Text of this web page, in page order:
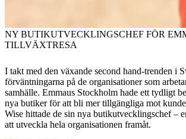
NY BUTIK­UTVECKLINGSCHEF FÖR
TILLVÄXTRESA
I takt med den växande second hand-trenden i
förväntningarna på de organisationer som
samhälle. Emmaus Stockholm hade ett tydligt
nya butiker för att bli mer tillgängliga mot
Wise hittade de sin nya butikutvecklingschef –
att utveckla hela organisationen framåt.